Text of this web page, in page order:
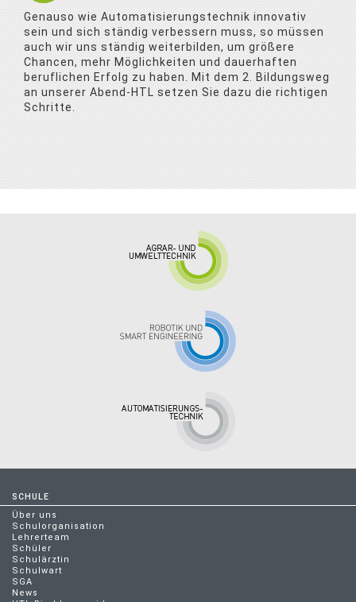
Genauso wie Automatisierungstechnik innovativ
sein und sich ständig verbessern muss, so müssen
auch wir uns ständig weiterbilden, um größere
Chancen, mehr Möglichkeiten und dauerhaften
beruflichen Erfolg zu haben. Mit dem 2. Bildungsweg
an unserer Abend-HTL setzen Sie dazu die richtigen
Schritte.
SCHULE
Über uns
Schulorganisation
Lehrerteam
Schüler
Schulärztin
Schulwart
SGA
News